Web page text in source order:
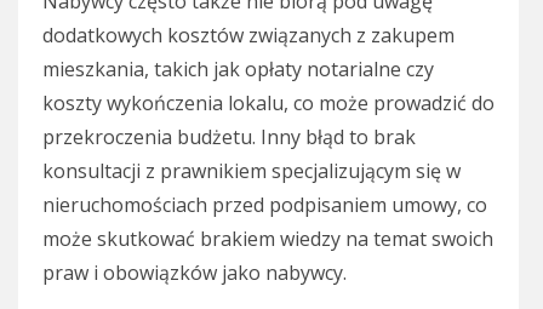
dodatkowych kosztów związanych z zakupem
mieszkania, takich jak opłaty notarialne czy
koszty wykończenia lokalu, co może prowadzić do
przekroczenia budżetu. Inny błąd to brak
konsultacji z prawnikiem specjalizującym się w
nieruchomościach przed podpisaniem umowy, co
może skutkować brakiem wiedzy na temat swoich
praw i obowiązków jako nabywcy.